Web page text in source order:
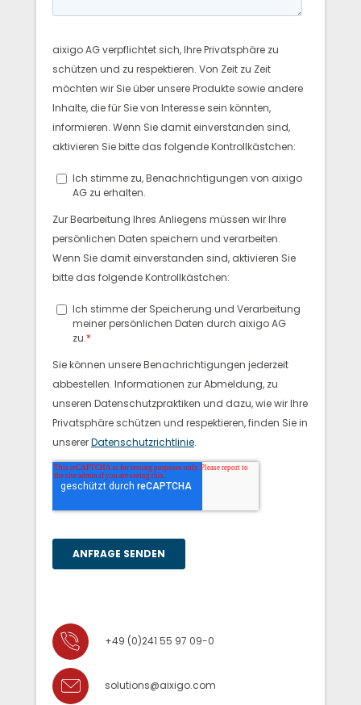
+49 (0)241 55 97 09-0
solutions@aixigo.com